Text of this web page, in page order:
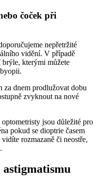
čoček při
nepřetržité
vidění. V případě
kterými můžete
za dnem prodlužovat dobu
zvyknout na nové
jsou důležité pro
pokud se dioptrie časem
rozmazaně či neostře,
astigmatismu